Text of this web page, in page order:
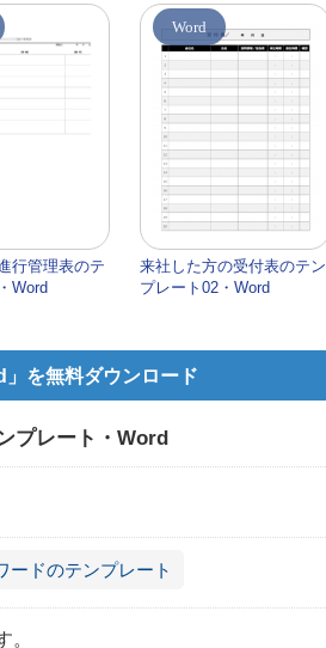
行管理表のテ
Word
Word
来社した方の受付表のテン
プレート02・Word
」を無料ダウンロード
プレート・Word
ードのテンプレート
。